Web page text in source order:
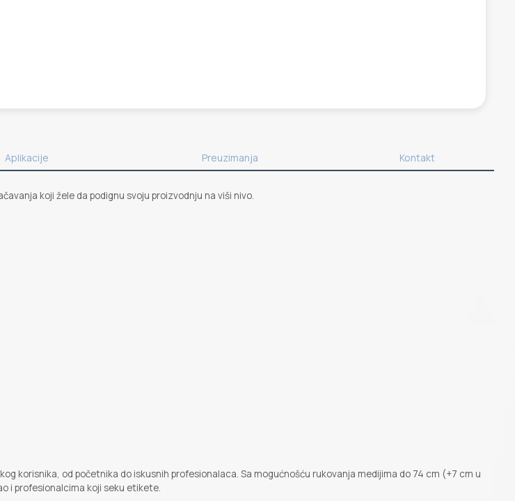
Preuzimanja Kontakt
Aplikacije
koji žele da podignu svoju proizvodnju na viši nivo.
korisnika, od početnika do iskusnih profesionalaca. Sa mogućnošću rukovanja medijima do 74 cm (+7 cm u
i profesionalcima koji seku etikete.